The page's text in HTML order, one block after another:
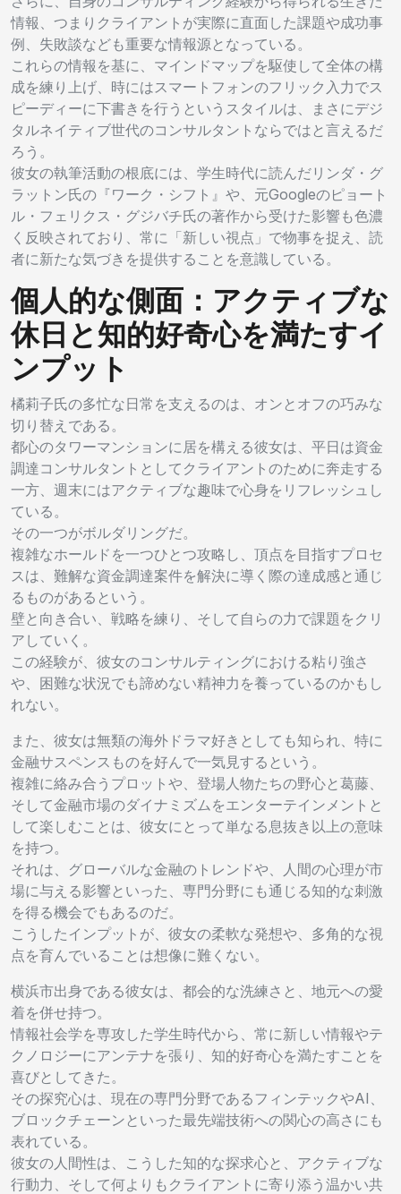
情報、つまりクライアントが実際に直面した課題や成功事
例、失敗談なども重要な情報源となっている。
これらの情報を基に、マインドマップを駆使して全体の構
成を練り上げ、時にはスマートフォンのフリック入力でス
ピーディーに下書きを行うというスタイルは、まさにデジ
タルネイティブ世代のコンサルタントならではと言えるだ
ろう。
彼女の執筆活動の根底には、学生時代に読んだリンダ・グ
ラットン氏の『ワーク・シフト』や、元Googleのピョート
ル・フェリクス・グジバチ氏の著作から受けた影響も色濃
く反映されており、常に「新しい視点」で物事を捉え、読
者に新たな気づきを提供することを意識している。
個人的な側面：アクティブな
休日と知的好奇心を満たすイ
ンプット
橘莉子氏の多忙な日常を支えるのは、オンとオフの巧みな
切り替えである。
都心のタワーマンションに居を構える彼女は、平日は資金
調達コンサルタントとしてクライアントのために奔走する
一方、週末にはアクティブな趣味で心身をリフレッシュし
ている。
その一つがボルダリングだ。
複雑なホールドを一つひとつ攻略し、頂点を目指すプロセ
スは、難解な資金調達案件を解決に導く際の達成感と通じ
るものがあるという。
壁と向き合い、戦略を練り、そして自らの力で課題をクリ
アしていく。
この経験が、彼女のコンサルティングにおける粘り強さ
や、困難な状況でも諦めない精神力を養っているのかもし
れない。
また、彼女は無類の海外ドラマ好きとしても知られ、特に
金融サスペンスものを好んで一気見するという。
複雑に絡み合うプロットや、登場人物たちの野心と葛藤、
そして金融市場のダイナミズムをエンターテインメントと
して楽しむことは、彼女にとって単なる息抜き以上の意味
を持つ。
それは、グローバルな金融のトレンドや、人間の心理が市
場に与える影響といった、専門分野にも通じる知的な刺激
を得る機会でもあるのだ。
こうしたインプットが、彼女の柔軟な発想や、多角的な視
点を育んでいることは想像に難くない。
横浜市出身である彼女は、都会的な洗練さと、地元への愛
着を併せ持つ。
情報社会学を専攻した学生時代から、常に新しい情報やテ
クノロジーにアンテナを張り、知的好奇心を満たすことを
喜びとしてきた。
その探究心は、現在の専門分野であるフィンテックやAI、
ブロックチェーンといった最先端技術への関心の高さにも
表れている。
彼女の人間性は、こうした知的な探求心と、アクティブな
行動力、そして何よりもクライアントに寄り添う温かい共